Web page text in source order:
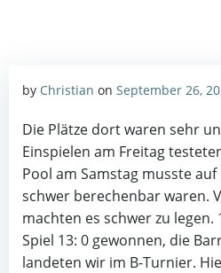
by Christian on September 26,
Die Plätze dort waren sehr
Einspielen am Freitag
Pool am Samstag musste
schwer berechenbar waren.
machten es schwer zu legen.
Spiel 13: 0 gewonnen, die
landeten wir im B-Turnier.